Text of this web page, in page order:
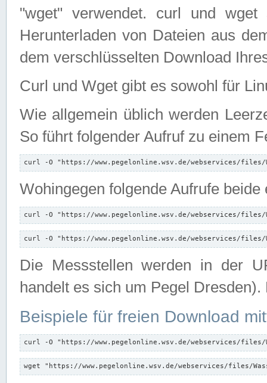
"wget" verwendet. curl und wget
Herunterladen von Dateien aus
dem verschlüsselten Download
Curl und Wget gibt es sowohl für
Wie allgemein üblich werden
So führt folgender Aufruf zu einem
curl -O "https://www.pegelonline.wsv.de/webservices/files/
Wohingegen folgende Aufrufe beide
curl -O "https://www.pegelonline.wsv.de/webservices/files/
curl -O "https://www.pegelonline.wsv.de/webservices/files/
Die Messstellen werden in der
handelt es sich um Pegel
Beispiele für freien Download
curl -O "https://www.pegelonline.wsv.de/webservices/files/
wget "https://www.pegelonline.wsv.de/webservices/files/